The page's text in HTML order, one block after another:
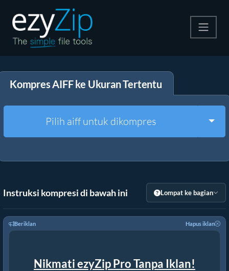
Ekstrak
Alat Lainnya
Kompres AIFF ke Ukuran Tertentu
Pilih aiff untuk dikompres
Instruksi kompresi di bawah ini Lompat ke bagian
Beriklan Hapus iklan
Nikmati ezyZip Pro Tanpa Iklan!